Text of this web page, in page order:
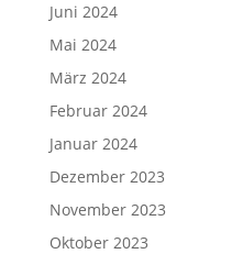
Juni 2024
Mai 2024
März 2024
Februar 2024
Januar 2024
Dezember 2023
November 2023
Oktober 2023